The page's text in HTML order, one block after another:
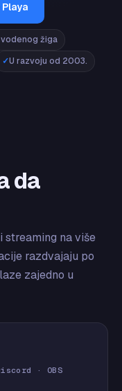
žiga
U razvoju od 2003.
da
streaming na više
razdvajaju po
zajedno u
· OBS